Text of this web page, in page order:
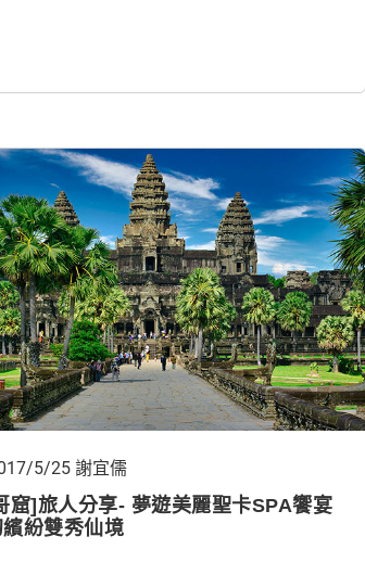
窟]旅人分享- 夢遊美麗聖卡SPA饗宴
紛雙秀仙境
5/25 謝宜儒